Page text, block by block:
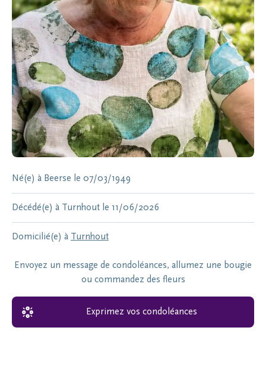
Né(e) à Beerse le 07/03/1949
Décédé(e) à Turnhout le 11/06/2026
Domicilié(e) à Turnhout
Envoyez un message de condoléances, allumez une bougie
ou commandez des fleurs
Exprimez vos condoléances